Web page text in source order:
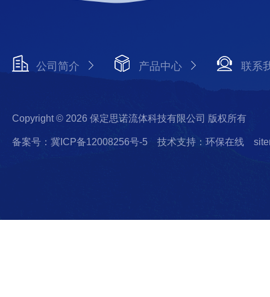
公司简介 产品中心 联系
Copyright © 2026 保定思诺流体科技有限公司 版权所有
备案号：冀ICP备12008256号-5 技术支持：环保在线